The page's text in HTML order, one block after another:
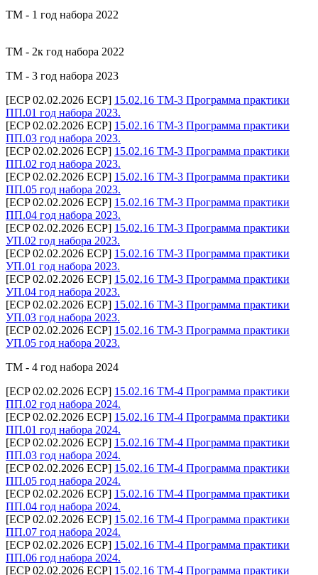
ТМ - 1 год набора 2022
ТМ - 2к год набора 2022
ТМ - 3 год набора 2023
[ECP 02.02.2026 ECP] 15.02.16 ТМ-3 Программа практики
ПП.01 год набора 2023.
[ECP 02.02.2026 ECP] 15.02.16 ТМ-3 Программа практики
ПП.03 год набора 2023.
[ECP 02.02.2026 ECP] 15.02.16 ТМ-3 Программа практики
ПП.02 год набора 2023.
[ECP 02.02.2026 ECP] 15.02.16 ТМ-3 Программа практики
ПП.05 год набора 2023.
[ECP 02.02.2026 ECP] 15.02.16 ТМ-3 Программа практики
ПП.04 год набора 2023.
[ECP 02.02.2026 ECP] 15.02.16 ТМ-3 Программа практики
УП.02 год набора 2023.
[ECP 02.02.2026 ECP] 15.02.16 ТМ-3 Программа практики
УП.01 год набора 2023.
[ECP 02.02.2026 ECP] 15.02.16 ТМ-3 Программа практики
УП.04 год набора 2023.
[ECP 02.02.2026 ECP] 15.02.16 ТМ-3 Программа практики
УП.03 год набора 2023.
[ECP 02.02.2026 ECP] 15.02.16 ТМ-3 Программа практики
УП.05 год набора 2023.
ТМ - 4 год набора 2024
[ECP 02.02.2026 ECP] 15.02.16 ТМ-4 Программа практики
ПП.02 год набора 2024.
[ECP 02.02.2026 ECP] 15.02.16 ТМ-4 Программа практики
ПП.01 год набора 2024.
[ECP 02.02.2026 ECP] 15.02.16 ТМ-4 Программа практики
ПП.03 год набора 2024.
[ECP 02.02.2026 ECP] 15.02.16 ТМ-4 Программа практики
ПП.05 год набора 2024.
[ECP 02.02.2026 ECP] 15.02.16 ТМ-4 Программа практики
ПП.04 год набора 2024.
[ECP 02.02.2026 ECP] 15.02.16 ТМ-4 Программа практики
ПП.07 год набора 2024.
[ECP 02.02.2026 ECP] 15.02.16 ТМ-4 Программа практики
ПП.06 год набора 2024.
[ECP 02.02.2026 ECP] 15.02.16 ТМ-4 Программа практики